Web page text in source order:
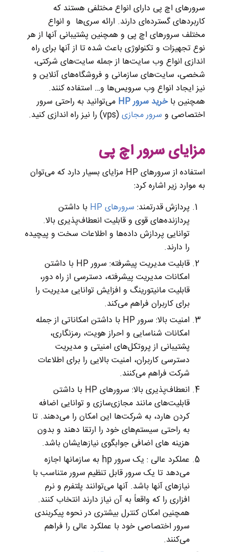
سرورهای اچ پی دارای انواع مختلفی هستند که
کاربردهای گسترده‌ای دارند. ارائه سری‌ها و انواع
مختلف سرورهای اچ پی و همچنین پشتیبانی آنها از هر
نوع تجهیزات و تکنولوژی باعث شده تا از آنها برای راه
اندازی انواع وب سایت‌ها از جمله سایت‌های شرکتی،
شخصی، سایت‌های سازمانی و فروشگاه‌های آنلاین و
نیز ایجاد انواع وب سرویس‌ها و… استفاده کنند.
همچنین باخرید سرورHP می‌توانید به راحتی سرور
اختصاصی و سرور مجازی(vps) را نیز راه اندازی کنید.
مزایای سرور اچ پی
استفاده از سرورهای HP مزایای بسیار دارد که می‌توان
به موارد زیر اشاره کرد:
پردازش قدرتمند: سرورهای HP
با داشتن
پردازنده‌های قوی و قابلیت انعطاف‌پذیری بالا.
توانایی پردازش داده‌ها و اطلاعات سخت و پیچیده
را دارند.
قابلیت مدیریت پیشرفته: سرور HP با داشتن
امکانات مدیریت پیشرفته، دسترسی از راه دور،
قابلیت مانیتورینگ و افزایش توانایی مدیریت را
برای کاربران فراهم می‌کند.
امنیت بالا: سرور HP با داشتن امکاناتی از جمله
امکانات شناسایی و احراز هویت، رمزنگاری،
پشتیبانی از پروتکل‌های امنیتی و مدیریت
دسترسی کاربران، امنیت بالایی را برای اطلاعات
شرکت فراهم می‌کنند.
انعطاف‌پذیری بالا: سرورهای HP با داشتن
قابلیت‌های مانند مجازی‌سازی و توانایی اضافه
کردن هارد، به شرکت‌ها این امکان را می‌دهند. تا
به راحتی سیستم‌های خود را ارتقا دهند و بدون
هزینه های اضافی جوابگوی نیازهایشان باشد.
عملکرد عالی : یک سرور hp به سازمانها اجازه
می‌دهد تا یک سرور قابل تنظیم سرور متناسب با
نیازهای آنها باشد. آنها می‌توانند پلتفرم و نرم
افزاری را که واقعاً به آن نیاز دارند انتخاب کنند.
همچنین امکان کنترل بیشتری در نحوه پیکربندی
سرور اختصاصی خود با عملکرد عالی را فراهم
می‌کنند.